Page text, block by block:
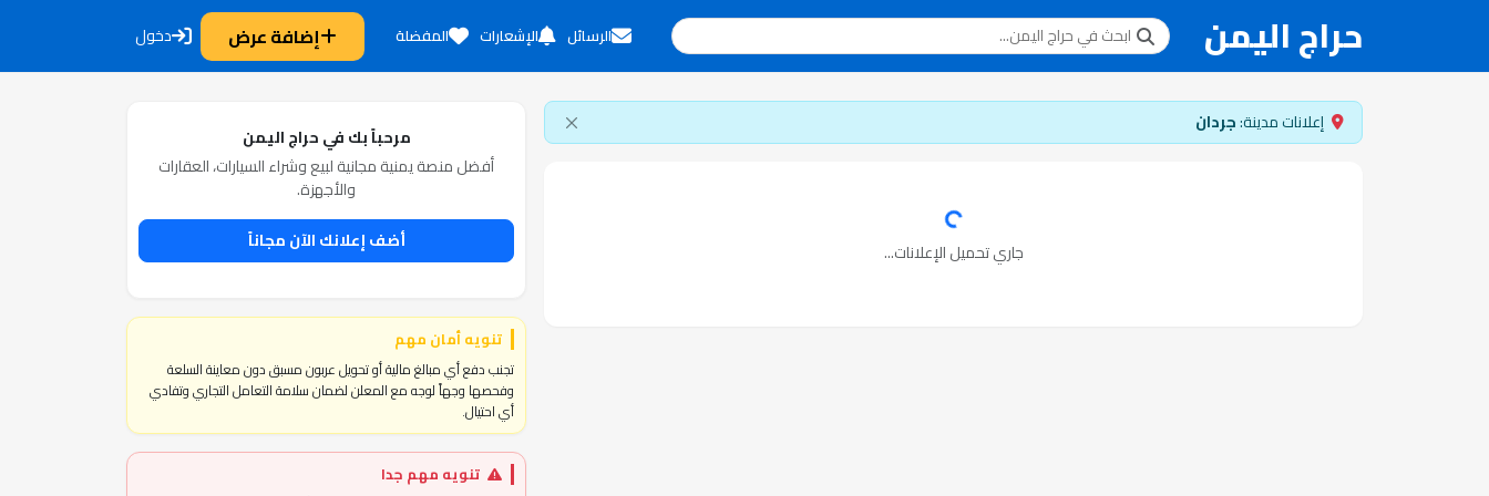
حراج اليمن الرسائل الإشعارات المفضلة إضافة عرض دخول
إعلانات مدينة:جردان
جاري تحميل الإعلانات...
مرحباً بك في حراج اليمن
أفضل منصة يمنية مجانية لبيع وشراء السيارات، العقارات
والأجهزة.
أضف إعلانك الآن مجاناً
تنويه أمان مهم
تجنب دفع أي مبالغ مالية أو تحويل عربون مسبق دون معاينة السلعة
وفحصها وجهاً لوجه مع المعلن لضمان سلامة التعامل التجاري وتفادي
أي احتيال.
تنويه مهم جدا